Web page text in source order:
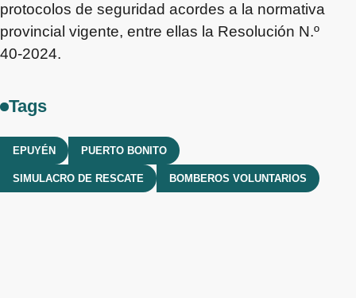
protocolos de seguridad acordes a la normativa
provincial vigente, entre ellas la Resolución N.º
40-2024.
Tags
EPUYÉN PUERTO BONITO
SIMULACRO DE RESCATE BOMBEROS VOLUNTARIOS